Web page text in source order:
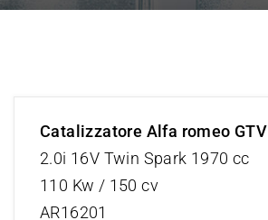
Catalizzatore Alfa romeo GTV
2.0i 16V Twin Spark 1970 cc
110 Kw / 150 cv
AR16201